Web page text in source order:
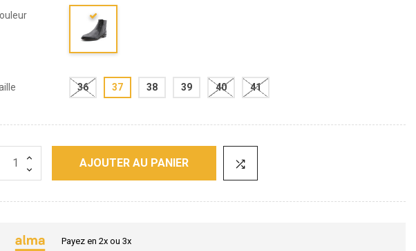
36 37 38 39 40 41
AJOUTER AU PANIER
Payez en 2x ou 3x